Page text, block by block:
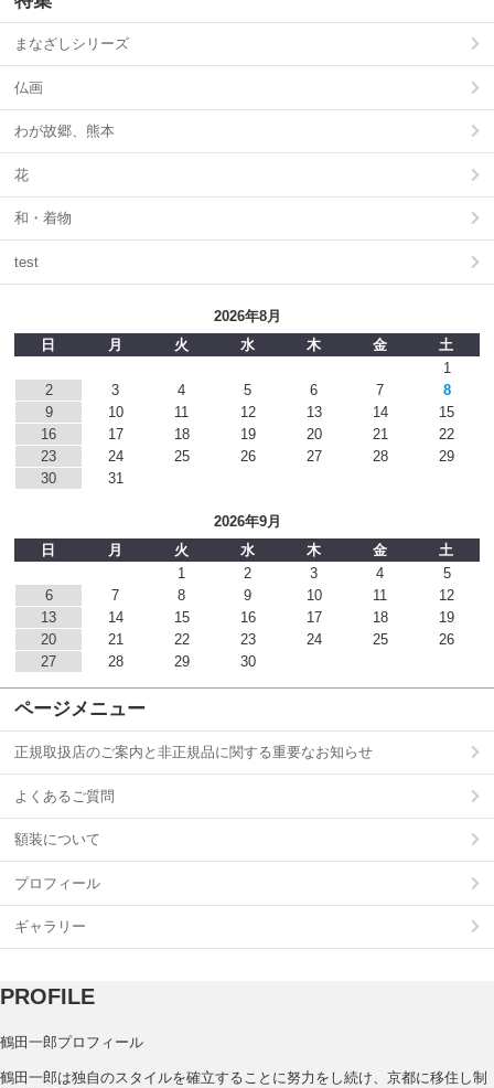
まなざしシリーズ
仏画
わが故郷、熊本
花
和・着物
test
2026年8月
日
月 火 水 木 金
土
1
2
3 4 5 6 7
8
9
10 11 12 13 14
15
16
17 18 19 20 21
22
23
24 25 26 27 28
29
30
31
2026年9月
日
月 火 水 木 金
土
1
2 3 4
5
6
7 8 9 10 11
12
13
14 15 16 17 18
19
20
21 22 23 24 25
26
27
28 29 30
ページメニュー
正規取扱店のご案内と非正規品に関する重要なお知らせ
よくあるご質問
額装について
プロフィール
ギャラリー
PROFILE
鶴田一郎プロフィール
鶴田一郎は独自のスタイルを確立することに努力をし続け、京都に移住し制